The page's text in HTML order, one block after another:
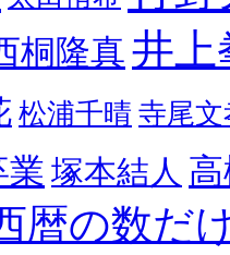
桐隆真 井上
松浦千晴 寺尾文
業 塚本結人
暦の数だ